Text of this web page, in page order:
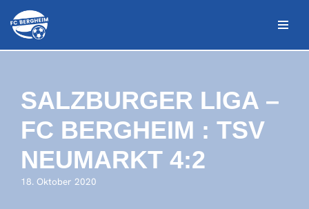
Zum
Inhalt
SALZBURGER LIGA –
FC BERGHEIM : TSV
NEUMARKT 4:2
18. Oktober 2020